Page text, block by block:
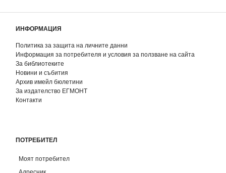
ИНФОРМАЦИЯ
Политика за защита на личните данни
Информация за потребителя и условия за ползване на сайта
За библиотеките
Новини и събития
Архив имейл бюлетини
За издателство ЕГМОНТ
Контакти
ПОТРЕБИТЕЛ
Моят потребител